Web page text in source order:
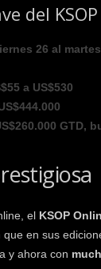
del
26 al
a US$530
GTD,
el KSOP
en sus
y ahora con